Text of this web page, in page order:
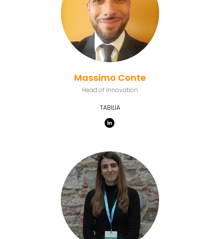
Massimo Conte
Head of Innovation
TABILIA